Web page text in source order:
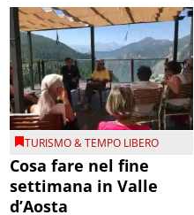
TURISMO & TEMPO LIBERO
Cosa fare nel fine
settimana in Valle
d’Aosta